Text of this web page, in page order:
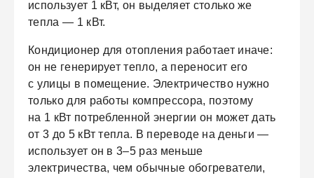
использует 1 кВт, он выделяет столько же
тепла — 1 кВт.
Кондиционер для отопления работает иначе:
он не генерирует тепло, а переносит его
с улицы в помещение. Электричество нужно
только для работы компрессора, поэтому
на 1 кВт потребленной энергии он может дать
от 3 до 5 кВт тепла. В переводе на деньги —
использует он в 3–5 раз меньше
электричества, чем обычные обогреватели,